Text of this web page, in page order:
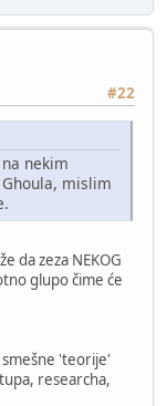
#22
nekim
mislim
da zeza NEKOG
glupo čime će
'teorije'
researcha,